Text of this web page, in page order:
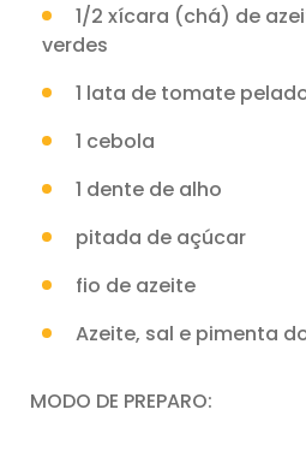
1/2 xícara (chá) de
verdes
1 lata de tomate
1 cebola
1 dente de alho
pitada de açúcar
fio de azeite
Azeite, sal e pimenta
MODO DE PREPARO: